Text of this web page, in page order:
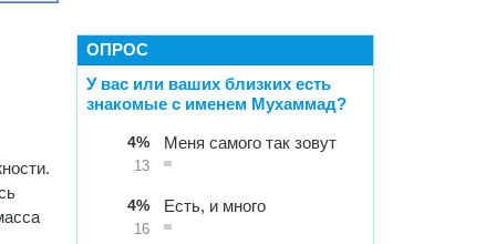
ОПРОС
У вас или ваших близких есть
знакомые с именем Мухаммад?
4%
13
Меня самого так зовут
4%
16
Есть, и много